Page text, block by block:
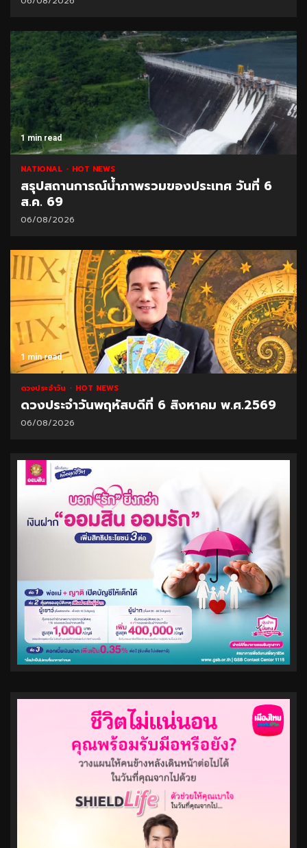
1 min read
NATIONAL HOT NEWS
สรุปสถานการณ์น้ำภาพรวมของประเทศ วันที่ 6
ส.ค. 69
06/08/2026
1 min read
ดวงประจำวัน HOT NEWS
ดวงประจำวันพฤหัสบดีที่ 6 สิงหาคม พ.ศ.2569
06/08/2026